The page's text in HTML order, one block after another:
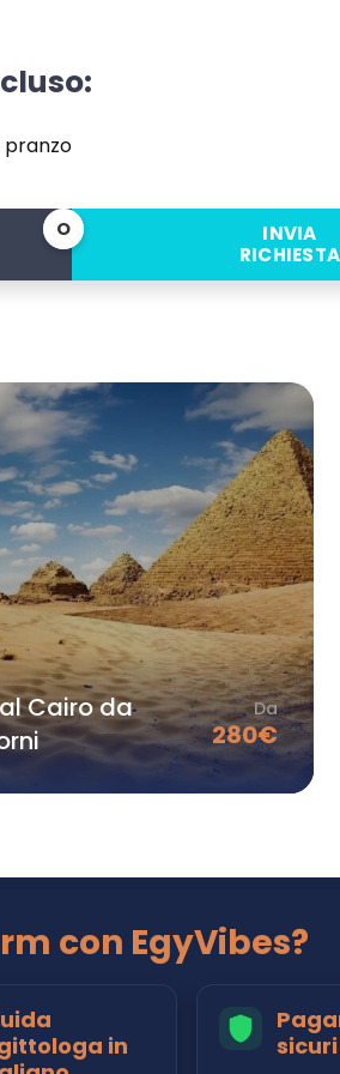
pranzo
O
INVIA
RICHIESTA
Cairo da
Da
280€
con EgyVibes?
in
sicuri